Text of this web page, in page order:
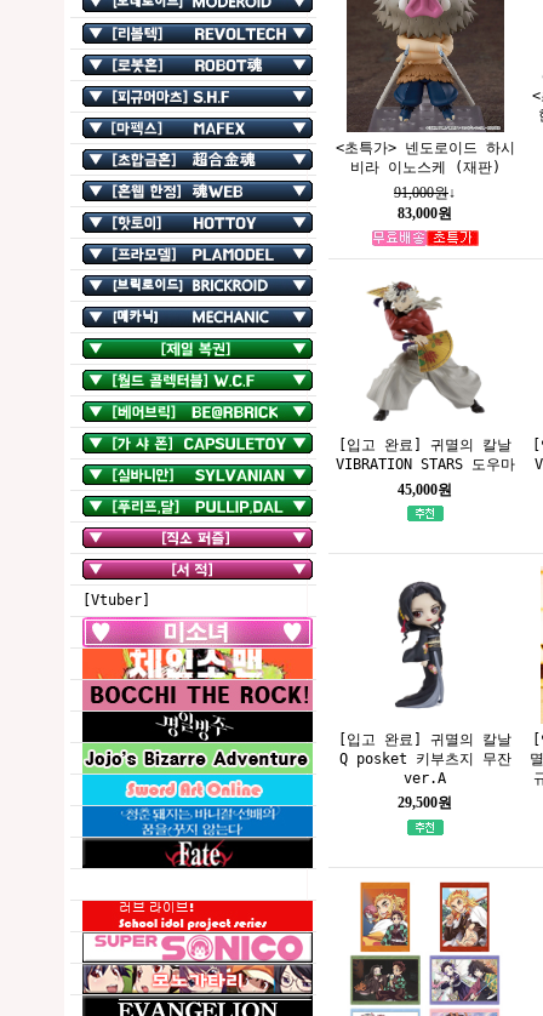
[Vtuber]
<초특가> 넨도로이드 하시
비라 이노스케 (재판)
91,000원↓
83,000원
[입고 완료] 귀멸의 칼날
VIBRATION STARS 도우마
45,000원
[
[입고 완료] 귀멸의 칼날
Q posket 키부츠지 무잔
ver.A
29,500원
[